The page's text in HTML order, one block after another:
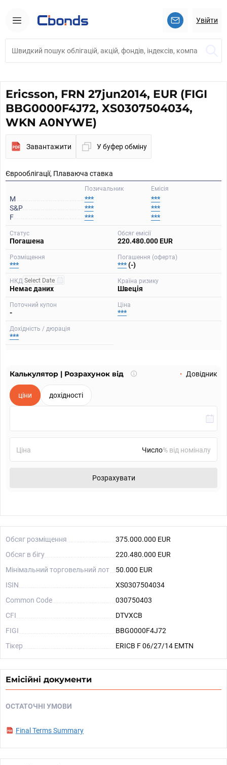
Увійти
Ericsson, FRN 27jun2014, EUR (FIGI
BBG0000F4J72, XS0307504034,
WKN A0NYWE)
Завантажити У буфер обміну
Єврооблігації, Плаваюча ставка
Емісія
Позичальник
M ***
***
S&P
***
***
F
***
***
Статус
Погашена
Обсяг емісії
220.480.000 EUR
Розміщення
***
Погашення (оферта)
***(-)
НКД
Немає даних
Країна ризику
Швеція
Поточний купон
-
Ціна
***
Дохідність / дюрація
***
Калькулятор | Розрахунок від
Що
Довідник
ціни дохідності
Ціна % від номіналу
Розрахувати
Обсяг розміщення
375.000.000 EUR
Обсяг в бігу
220.480.000 EUR
Мінімальний торговельний лот
50.000 EUR
ISIN
XS0307504034
Common Code
030750403
CFI
DTVXCB
FIGI
BBG0000F4J72
Тікер
ERICB F 06/27/14 EMTN
Емісійні документи
ОСТАТОЧНІ УМОВИ
Final Terms Summary